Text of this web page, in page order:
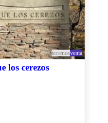
terrenosventa
los cerezos